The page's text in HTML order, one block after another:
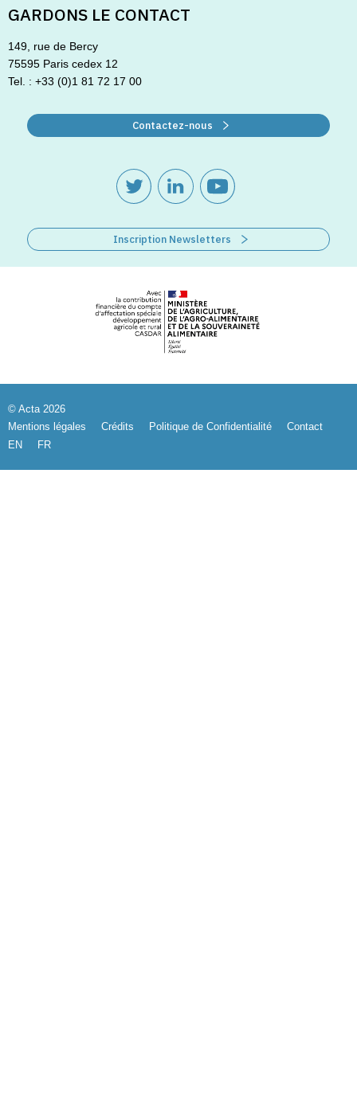
GARDONS LE CONTACT
149, rue de Bercy
75595 Paris cedex 12
Tel. : +33 (0)1 81 72 17 00
Contactez-nous
Inscription Newsletters
© Acta 2026
Mentions légales
Crédits Politique de Confidentialité
Contact
EN
FR